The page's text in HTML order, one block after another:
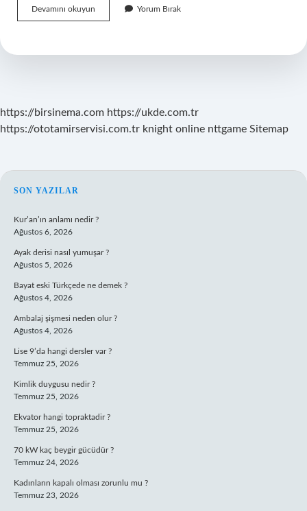
Devamını okuyun
Sucuk
Yorum Bırak
https://birsinema.com https://ukde.com.tr
https://ototamirservisi.com.tr knight online nttgame Sitemap
SIDEBAR
SON YAZILAR
Kur’an’ın anlamı nedir ?
Ağustos 6, 2026
Ayak derisi nasıl yumuşar ?
Ağustos 5, 2026
Bayat eski Türkçede ne demek ?
Ağustos 4, 2026
Ambalaj şişmesi neden olur ?
Ağustos 4, 2026
Lise 9’da hangi dersler var ?
Temmuz 25, 2026
Kimlik duygusu nedir ?
Temmuz 25, 2026
Ekvator hangi topraktadir ?
Temmuz 25, 2026
70 kW kaç beygir gücüdür ?
Temmuz 24, 2026
Kadınların kapalı olması zorunlu mu ?
Temmuz 23, 2026